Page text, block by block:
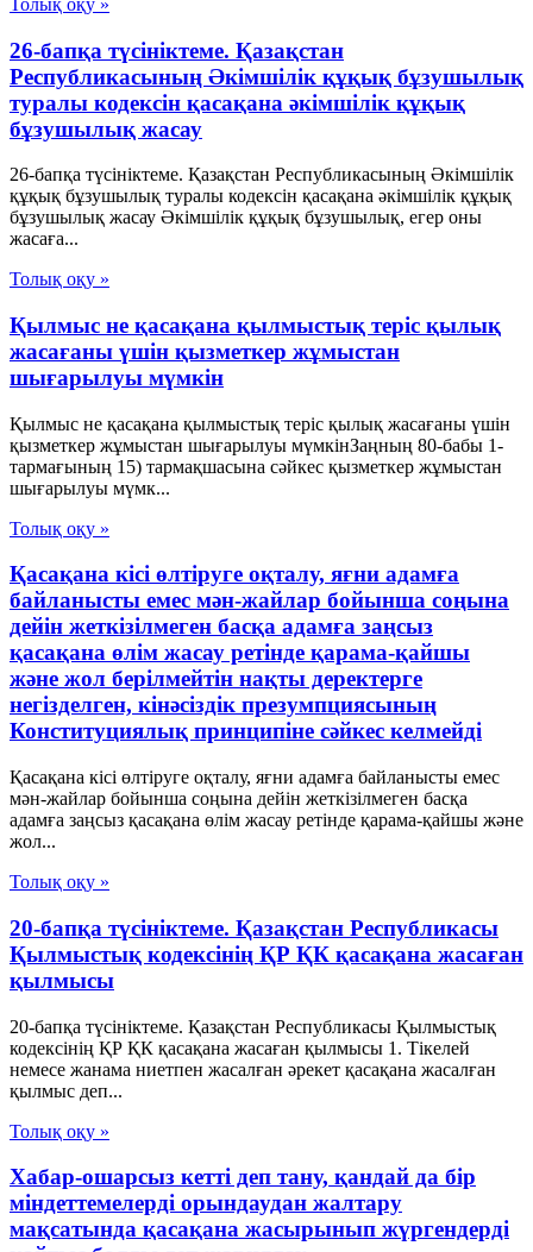
26-бапқа түсініктеме. Қазақстан
Республикасының Әкімшілік құқық бұзушылық
туралы кодексін қасақана әкімшілік құқық
бұзушылық жасау
26-бапқа түсініктеме. Қазақстан Республикасының Әкімшілік
құқық бұзушылық туралы кодексін қасақана әкімшілік құқық
бұзушылық жасау Әкімшілік құқық бұзушылық, егер оны
жасаға...
Толық оқу »
Қылмыс не қасақана қылмыстық теріс қылық
жасағаны үшін қызметкер жұмыстан
шығарылуы мүмкін
Қылмыс не қасақана қылмыстық теріс қылық жасағаны үшін
қызметкер жұмыстан шығарылуы мүмкінЗаңның 80-бабы 1-
тармағының 15) тармақшасына сәйкес қызметкер жұмыстан
шығарылуы мүмк...
Толық оқу »
Қасақана кісі өлтіруге оқталу, яғни адамға
байланысты емес мән-жайлар бойынша соңына
дейін жеткізілмеген басқа адамға заңсыз
қасақана өлім жасау ретінде қарама-қайшы
және жол берілмейтін нақты деректерге
негізделген, кінәсіздік презумпциясының
Конституциялық принципіне сәйкес келмейді
Қасақана кісі өлтіруге оқталу, яғни адамға байланысты емес
мән-жайлар бойынша соңына дейін жеткізілмеген басқа
адамға заңсыз қасақана өлім жасау ретінде қарама-қайшы және
жол...
Толық оқу »
20-бапқа түсініктеме. Қазақстан Республикасы
Қылмыстық кодексінің ҚР ҚК қасақана жасаған
қылмысы
20-бапқа түсініктеме. Қазақстан Республикасы Қылмыстық
кодексінің ҚР ҚК қасақана жасаған қылмысы 1. Тікелей
немесе жанама ниетпен жасалған әрекет қасақана жасалған
қылмыс деп...
Толық оқу »
Хабар-ошарсыз кетті деп тану, қандай да бір
міндеттемелерді орындаудан жалтару
мақсатында қасақана жасырынып жүргендерді